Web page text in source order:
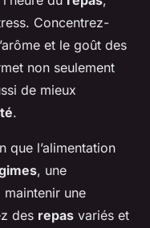
Concentrez-
et le goût des
non seulement
de mieux
.
que l’alimentation
, une
une
des repas variés et